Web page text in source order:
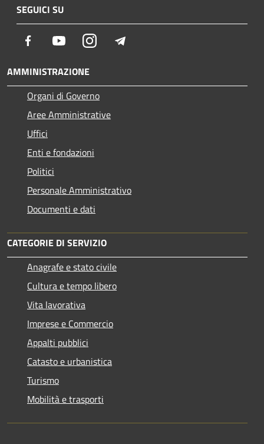
SEGUICI SU
Facebook YoutubeInstagram
AMMINISTRAZIONE
Organi di Governo
Aree Amministrative
Uffici
Enti e fondazioni
Politici
Personale Amministrativo
Documenti e dati
CATEGORIE DI SERVIZIO
Anagrafe e stato civile
Cultura e tempo libero
Vita lavorativa
Imprese e Commercio
Appalti pubblici
Catasto e urbanistica
Turismo
Mobilità e trasporti